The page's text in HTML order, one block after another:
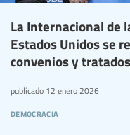
La Internacional de
Estados Unidos se
convenios y
democracia
publicado 12 enero 2026